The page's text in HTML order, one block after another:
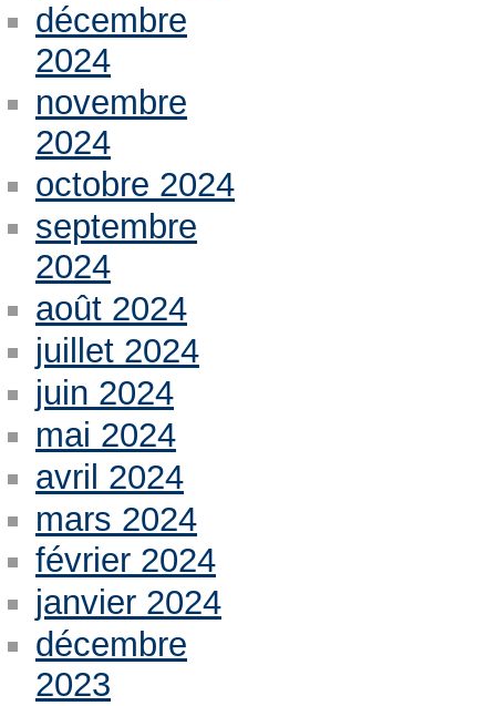
décembre
2024
novembre
2024
octobre 2024
septembre
2024
août 2024
juillet 2024
juin 2024
mai 2024
avril 2024
mars 2024
février 2024
janvier 2024
décembre
2023